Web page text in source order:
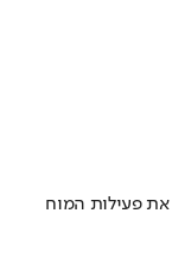
את פעילות המוח